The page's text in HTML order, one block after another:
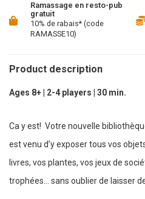
Ramassage en resto-pub
gratuit
10% de rabais* (code
RAMASSE10)
Product description
Ages 8+ | 2-4 players | 30 min.
Ca y est! Votre nouvelle
est venu d’y exposer tous vos
livres, vos plantes, vos jeux de
trophées... sans oublier de laisser